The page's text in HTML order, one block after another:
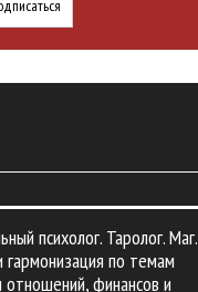
психолог. Таролог. Маг.
гармонизация по темам
отношений, финансов и